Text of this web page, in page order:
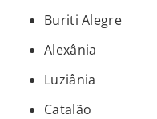
Buriti Alegre
Alexânia
Luziânia
Catalão